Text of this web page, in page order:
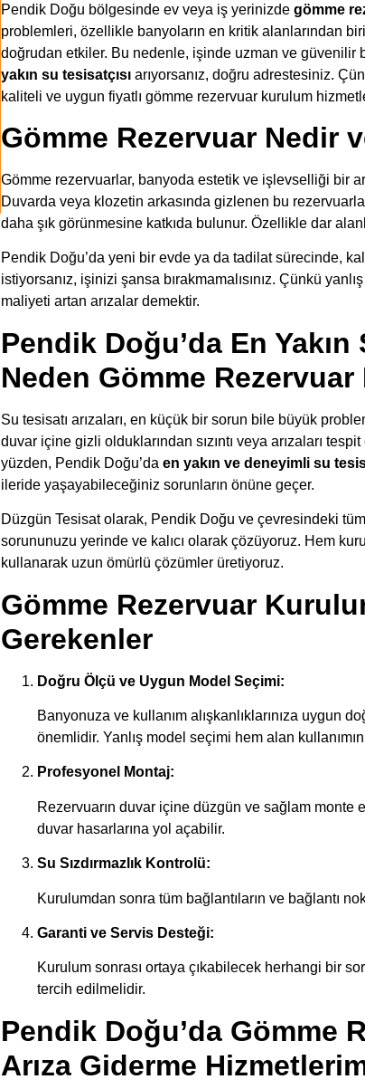
Pendik Doğu bölgesinde ev veya iş yerinizde gömme
problemleri, özellikle banyoların en kritik alanlarından
doğrudan etkiler. Bu nedenle, işinde uzman ve güvenilir
yakın su tesisatçısıarıyorsanız, doğru adrestesiniz.
kaliteli ve uygun fiyatlı gömme rezervuar kurulum
Gömme Rezervuar Nedir
Gömme rezervuarlar, banyoda estetik ve işlevselliği bir
Duvarda veya klozetin arkasında gizlenen bu
daha şık görünmesine katkıda bulunur. Özellikle dar
Pendik Doğu’da yeni bir evde ya da tadilat sürecinde,
istiyorsanız, işinizi şansa bırakmamalısınız. Çünkü
maliyeti artan arızalar demektir.
Pendik Doğu’da En Yakın
Neden Gömme
Su tesisatı arızaları, en küçük bir sorun bile büyük
duvar içine gizli olduklarından sızıntı veya arızaları
yüzden, Pendik Doğu’da en yakın ve deneyimli su
ileride yaşayabileceğiniz sorunların önüne geçer.
Düzgün Tesisat olarak, Pendik Doğu ve çevresindeki
sorununuzu yerinde ve kalıcı olarak çözüyoruz. Hem
kullanarak uzun ömürlü çözümler üretiyoruz.
Gömme Rezervuar
Gerekenler
Doğru Ölçü ve Uygun Model Seçimi:
Banyonuza ve kullanım alışkanlıklarınıza uygun
önemlidir. Yanlış model seçimi hem alan
Profesyonel Montaj:
Rezervuarın duvar içine düzgün ve sağlam monte
duvar hasarlarına yol açabilir.
Su Sızdırmazlık Kontrolü:
Kurulumdan sonra tüm bağlantıların ve bağlantı
Garanti ve Servis Desteği:
Kurulum sonrası ortaya çıkabilecek herhangi bir
tercih edilmelidir.
Pendik Doğu’da Gömme
Arıza Giderme